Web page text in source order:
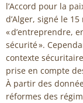
l’Accord pour la
d’Alger, signé le
« d’entreprendre,
sécurité ».
contexte
prise en compte
À partir des
réformes des